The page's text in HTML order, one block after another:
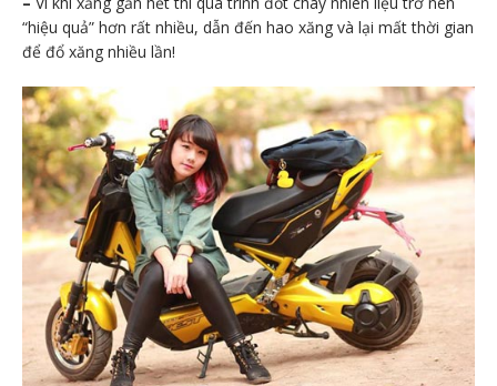
“hiệu quả” hơn rất nhiều, dẫn đến hao xăng và lại mất thời gian
để đổ xăng nhiều lần!